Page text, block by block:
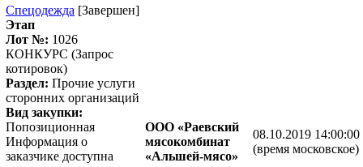
Спецодежда [Завершен]
Этап
Лот №: 1026
КОНКУРС (Запрос
котировок)
Раздел: Прочие услуги
сторонних организаций
Вид закупки:
Попозиционная
Информация о
заказчике доступна
ООО «Раевский
мясокомбинат
«Альшей-мясо»
08.10.2019 14:00:00
(время московское)